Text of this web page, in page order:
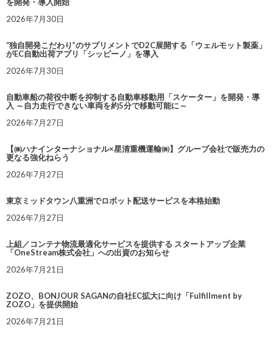
を開発・導入開始
2026年7月30日
“独自開発こだわり”のサプリメントでD2C展開する「ウェルモット製薬」
がEC自動出荷アプリ「シッピーノ」を導入
2026年7月30日
自動車船の荷役中断を抑制する自動車移動用「スケーター」を開発・導
入 ～自力走行できない車両を約5分で移動可能に～
2026年7月27日
【㈱ハナインターナショナル×星清重機運輸㈱】グループ会社で販売力の
更なる強化ねらう
2026年7月27日
東京ミッドタウン八重洲でロボット配送サービスを本格始動
2026年7月27日
上組／コンテナ物流最適化サービスを提供する スタートアップ企業
「OneStream株式会社」への出資のお知らせ
2026年7月21日
ZOZO、BONJOUR SAGANの自社EC拡大に向け「Fulfillment by
ZOZO」を提供開始
2026年7月21日